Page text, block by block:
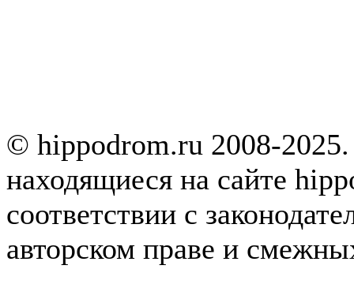
© hippodrom.ru 2008-
находящиеся на сайте
соответствии с
авторском праве и